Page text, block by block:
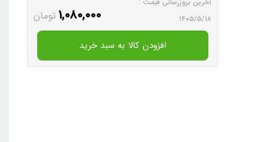
۱۴۰۵/۵/۱۸
1,080,000 تومان
افزودن کالا به سبد خرید